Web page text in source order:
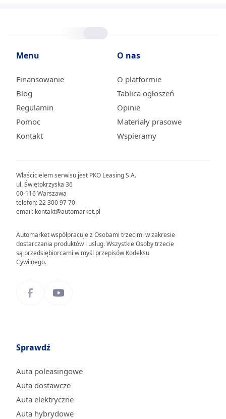
Właścicielem serwisu jest PKO Leasing S.A.
ul. Świętokrzyska 36
00-116 Warszawa
telefon: 22 300 97 70
email: kontakt@automarket.pl
Automarket współpracuje z Osobami trzecimi w zakresie
dostarczania produktów i usług. Wszystkie Osoby trzecie
są przedsiębiorcami w myśl przepisów Kodeksu
Cywilnego.
Menu
Finansowanie
Blog
Regulamin
Pomoc
Kontakt
O nas
O platformie
Tablica ogłoszeń
Opinie
Materiały prasowe
Wspieramy
Sprawdź
Auta poleasingowe
Auta dostawcze
Auta elektryczne
Auta hybrydowe